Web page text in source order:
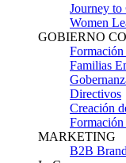
Journey to
Women
GOBIERNO
Familias
Directivos
Creación
MARKETING
B2B